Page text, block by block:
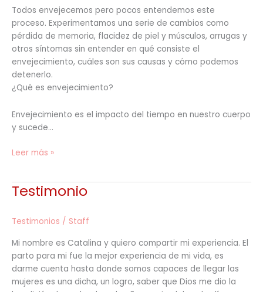
Todos envejecemos pero pocos entendemos este
proceso. Experimentamos una serie de cambios como
pérdida de memoria, flacidez de piel y músculos, arrugas y
otros síntomas sin entender en qué consiste el
envejecimiento, cuáles son sus causas y cómo podemos
detenerlo.
¿Qué es envejecimiento?
Envejecimiento es el impacto del tiempo en nuestro cuerpo
y sucede…
Leer más »
Testimonio
Testimonios / Staff
Mi nombre es Catalina y quiero compartir mi experiencia. El
parto para mi fue la mejor experiencia de mi vida, es
darme cuenta hasta donde somos capaces de llegar las
mujeres es una dicha, un logro, saber que Dios me dio la
Testimonio